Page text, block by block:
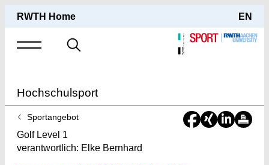
RWTH Home EN
Suche
Hochschulsport
Sie
sind
hier:
Sportangebot
Golf Level 1
verantwortlich: Elke Bernhard